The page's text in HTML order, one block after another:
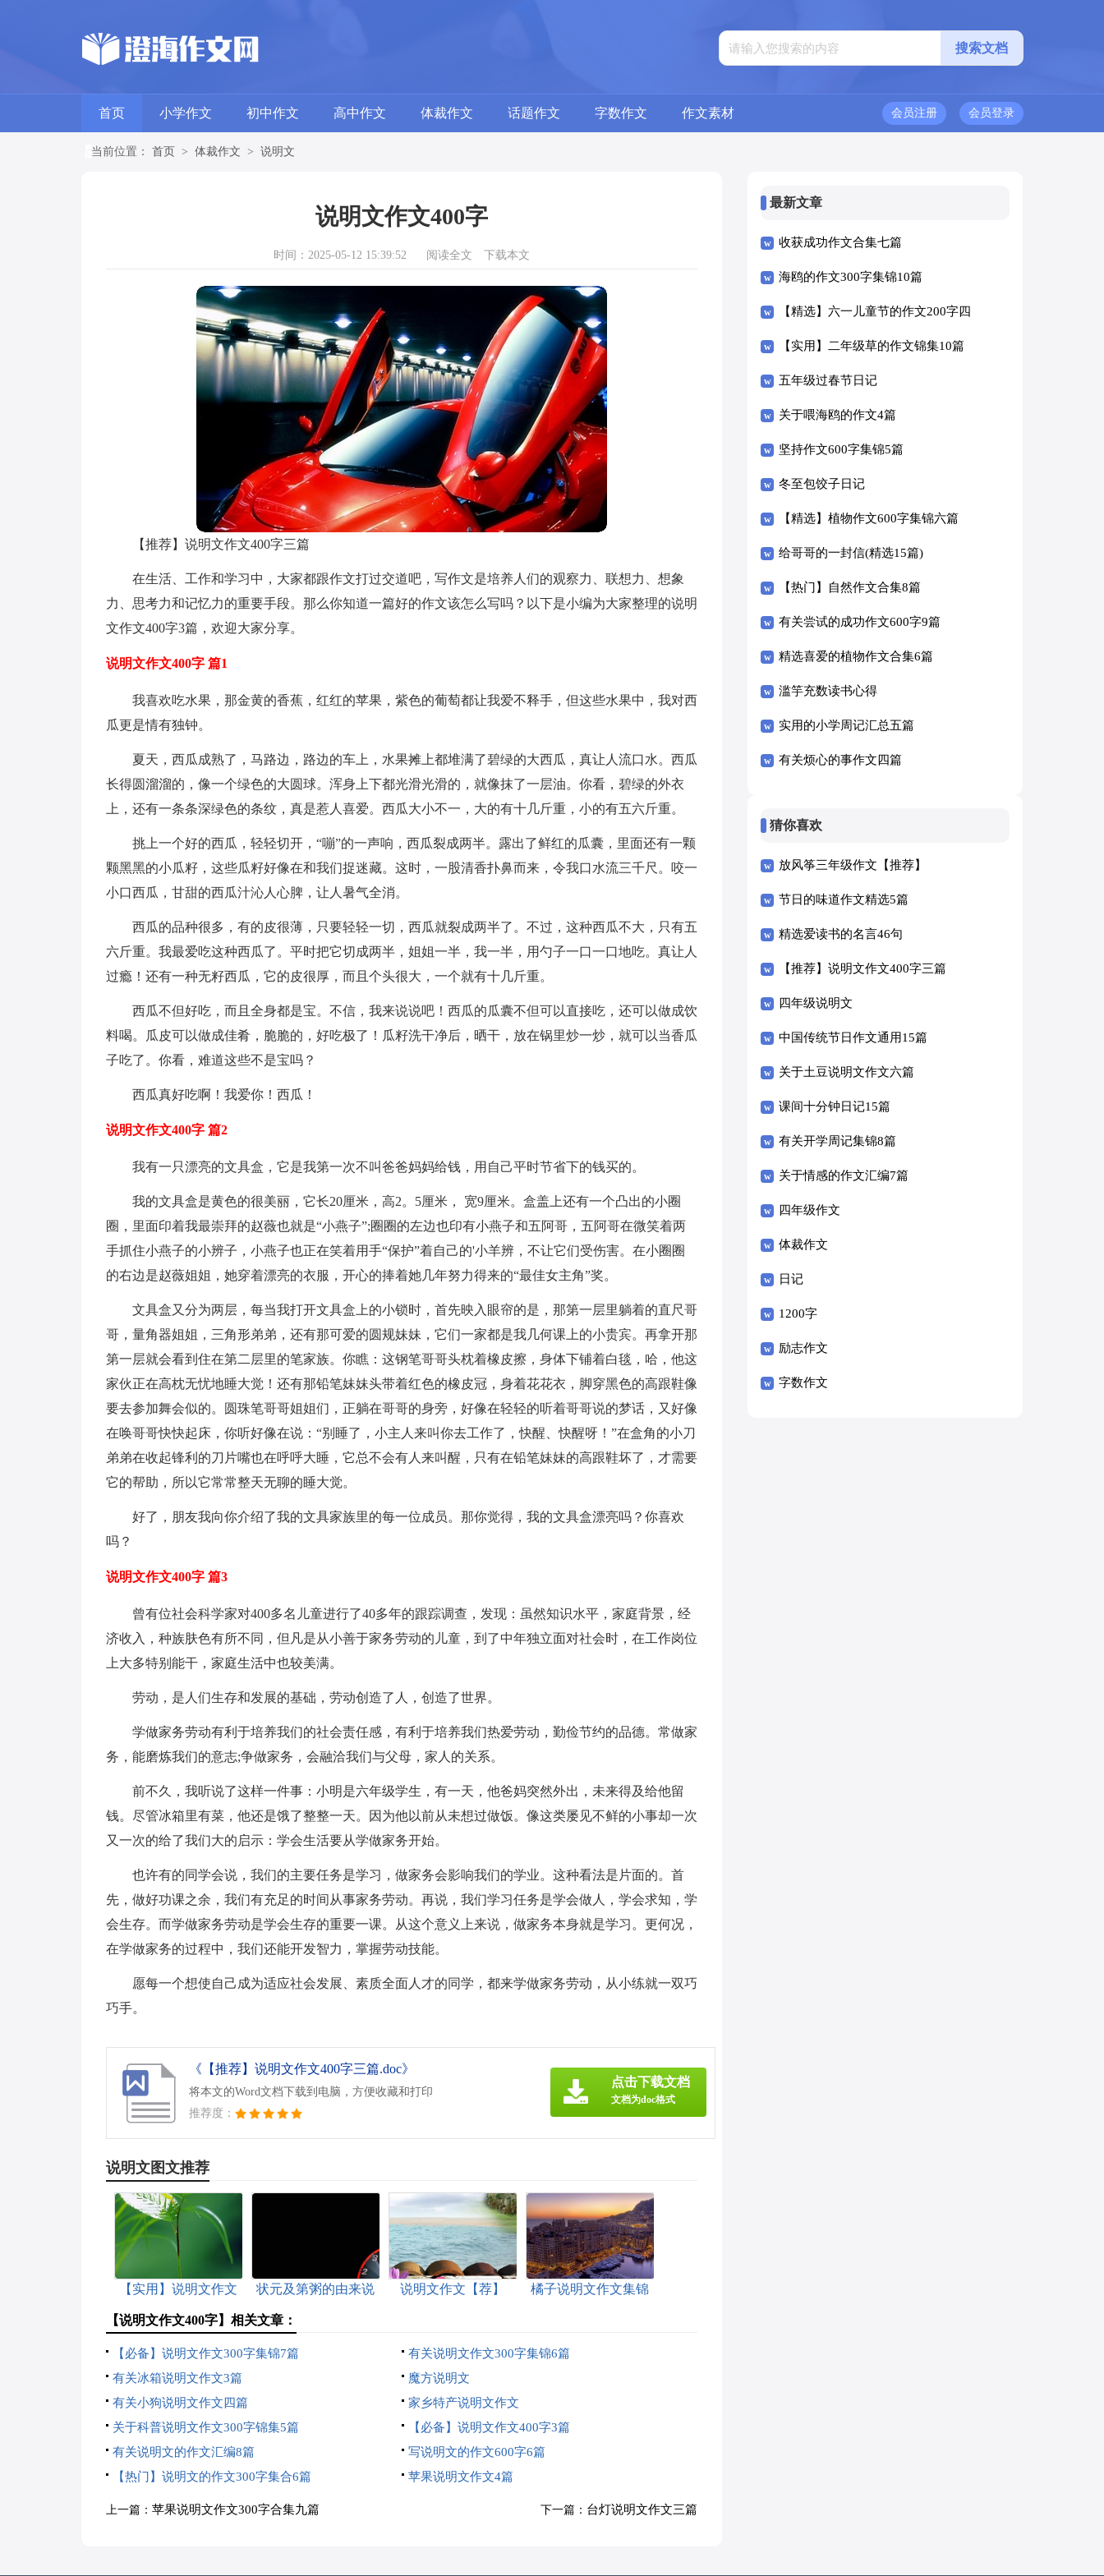
首页 小学作文 初中作文 高中作文 体裁作文 话题作文 字数作文 作文素材 会员登录
会员注册
当前位置： 首页 > 体裁作文 > 说明文
说明文作文400字
时间：2025-05-12 15:39:52 阅读全文 下载本文
【推荐】说明文作文400字三篇
在生活、工作和学习中，大家都跟作文打过交道吧，写作文是培养人们的观察力、联想力、想象
力、思考力和记忆力的重要手段。那么你知道一篇好的作文该怎么写吗？以下是小编为大家整理的说明
文作文400字3篇，欢迎大家分享。
说明文作文400字 篇1
我喜欢吃水果，那金黄的香蕉，红红的苹果，紫色的葡萄都让我爱不释手，但这些水果中，我对西
瓜更是情有独钟。
夏天，西瓜成熟了，马路边，路边的车上，水果摊上都堆满了碧绿的大西瓜，真让人流口水。西瓜
长得圆溜溜的，像一个绿色的大圆球。浑身上下都光滑光滑的，就像抹了一层油。你看，碧绿的外衣
上，还有一条条深绿色的条纹，真是惹人喜爱。西瓜大小不一，大的有十几斤重，小的有五六斤重。
挑上一个好的西瓜，轻轻切开，“嘣”的一声响，西瓜裂成两半。露出了鲜红的瓜囊，里面还有一颗
颗黑黑的小瓜籽，这些瓜籽好像在和我们捉迷藏。这时，一股清香扑鼻而来，令我口水流三千尺。咬一
小口西瓜，甘甜的西瓜汁沁人心脾，让人暑气全消。
西瓜的品种很多，有的皮很薄，只要轻轻一切，西瓜就裂成两半了。不过，这种西瓜不大，只有五
六斤重。我最爱吃这种西瓜了。平时把它切成两半，姐姐一半，我一半，用勺子一口一口地吃。真让人
过瘾！还有一种无籽西瓜，它的皮很厚，而且个头很大，一个就有十几斤重。
西瓜不但好吃，而且全身都是宝。不信，我来说说吧！西瓜的瓜囊不但可以直接吃，还可以做成饮
料喝。瓜皮可以做成佳肴，脆脆的，好吃极了！瓜籽洗干净后，晒干，放在锅里炒一炒，就可以当香瓜
子吃了。你看，难道这些不是宝吗？
西瓜真好吃啊！我爱你！西瓜！
说明文作文400字 篇2
我有一只漂亮的文具盒，它是我第一次不叫爸爸妈妈给钱，用自己平时节省下的钱买的。
我的文具盒是黄色的很美丽，它长20厘米，高2。5厘米， 宽9厘米。盒盖上还有一个凸出的小圈
圈，里面印着我最崇拜的赵薇也就是“小燕子”;圈圈的左边也印有小燕子和五阿哥，五阿哥在微笑着两
手抓住小燕子的小辨子，小燕子也正在笑着用手“保护”着自己的'小羊辨，不让它们受伤害。在小圈圈
的右边是赵薇姐姐，她穿着漂亮的衣服，开心的捧着她几年努力得来的“最佳女主角”奖。
文具盒又分为两层，每当我打开文具盒上的小锁时，首先映入眼帘的是，那第一层里躺着的直尺哥
哥，量角器姐姐，三角形弟弟，还有那可爱的圆规妹妹，它们一家都是我几何课上的小贵宾。再拿开那
第一层就会看到住在第二层里的笔家族。你瞧：这钢笔哥哥头枕着橡皮擦，身体下铺着白毯，哈，他这
家伙正在高枕无忧地睡大觉！还有那铅笔妹妹头带着红色的橡皮冠，身着花花衣，脚穿黑色的高跟鞋像
要去参加舞会似的。圆珠笔哥哥姐姐们，正躺在哥哥的身旁，好像在轻轻的听着哥哥说的梦话，又好像
在唤哥哥快快起床，你听好像在说：“别睡了，小主人来叫你去工作了，快醒、快醒呀！”在盒角的小刀
弟弟在收起锋利的刀片嘴也在呼呼大睡，它总不会有人来叫醒，只有在铅笔妹妹的高跟鞋坏了，才需要
它的帮助，所以它常常整天无聊的睡大觉。
好了，朋友我向你介绍了我的文具家族里的每一位成员。那你觉得，我的文具盒漂亮吗？你喜欢
吗？
说明文作文400字 篇3
曾有位社会科学家对400多名儿童进行了40多年的跟踪调查，发现：虽然知识水平，家庭背景，经
济收入，种族肤色有所不同，但凡是从小善于家务劳动的儿童，到了中年独立面对社会时，在工作岗位
上大多特别能干，家庭生活中也较美满。
劳动，是人们生存和发展的基础，劳动创造了人，创造了世界。
学做家务劳动有利于培养我们的社会责任感，有利于培养我们热爱劳动，勤俭节约的品德。常做家
务，能磨炼我们的意志;争做家务，会融洽我们与父母，家人的关系。
前不久，我听说了这样一件事：小明是六年级学生，有一天，他爸妈突然外出，未来得及给他留
钱。尽管冰箱里有菜，他还是饿了整整一天。因为他以前从未想过做饭。像这类屡见不鲜的小事却一次
又一次的给了我们大的启示：学会生活要从学做家务开始。
也许有的同学会说，我们的主要任务是学习，做家务会影响我们的学业。这种看法是片面的。首
先，做好功课之余，我们有充足的时间从事家务劳动。再说，我们学习任务是学会做人，学会求知，学
会生存。而学做家务劳动是学会生存的重要一课。从这个意义上来说，做家务本身就是学习。更何况，
在学做家务的过程中，我们还能开发智力，掌握劳动技能。
愿每一个想使自己成为适应社会发展、素质全面人才的同学，都来学做家务劳动，从小练就一双巧
巧手。
《【推荐】说明文作文400字三篇.doc》
将本文的Word文档下载到电脑，方便收藏和打印
推荐度：
点击下载文档
文档为doc格式
说明文图文推荐
【实用】说明文作文
状元及第粥的由来说
说明文作文【荐】
橘子说明文作文集锦
【说明文作文400字】相关文章：
【必备】说明文作文300字集锦7篇
有关说明文作文300字集锦6篇
有关冰箱说明文作文3篇
魔方说明文
有关小狗说明文作文四篇
家乡特产说明文作文
关于科普说明文作文300字锦集5篇
【必备】说明文作文400字3篇
有关说明文的作文汇编8篇
写说明文的作文600字6篇
【热门】说明文的作文300字集合6篇
苹果说明文作文4篇
上一篇： 苹果说明文作文300字合集九篇 下一篇： 台灯说明文作文三篇
最新文章
收获成功作文合集七篇
海鸥的作文300字集锦10篇
【精选】六一儿童节的作文200字四
篇
【实用】二年级草的作文锦集10篇
五年级过春节日记
关于喂海鸥的作文4篇
坚持作文600字集锦5篇
冬至包饺子日记
【精选】植物作文600字集锦六篇
给哥哥的一封信(精选15篇)
【热门】自然作文合集8篇
有关尝试的成功作文600字9篇
精选喜爱的植物作文合集6篇
滥竽充数读书心得
实用的小学周记汇总五篇
有关烦心的事作文四篇
猜你喜欢
放风筝三年级作文【推荐】
节日的味道作文精选5篇
精选爱读书的名言46句
【推荐】说明文作文400字三篇
四年级说明文
中国传统节日作文通用15篇
关于土豆说明文作文六篇
课间十分钟日记15篇
有关开学周记集锦8篇
关于情感的作文汇编7篇
四年级作文
体裁作文
日记
1200字
励志作文
字数作文